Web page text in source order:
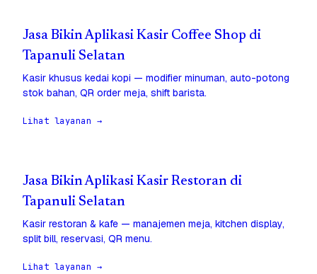
Jasa Bikin Aplikasi Kasir Coffee Shop di
Tapanuli Selatan
Kasir khusus kedai kopi — modifier minuman, auto-potong
stok bahan, QR order meja, shift barista.
Lihat layanan →
Jasa Bikin Aplikasi Kasir Restoran di
Tapanuli Selatan
Kasir restoran & kafe — manajemen meja, kitchen display,
split bill, reservasi, QR menu.
Lihat layanan →